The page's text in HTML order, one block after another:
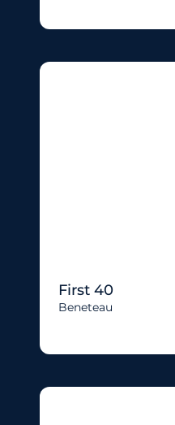
First 40
Beneteau